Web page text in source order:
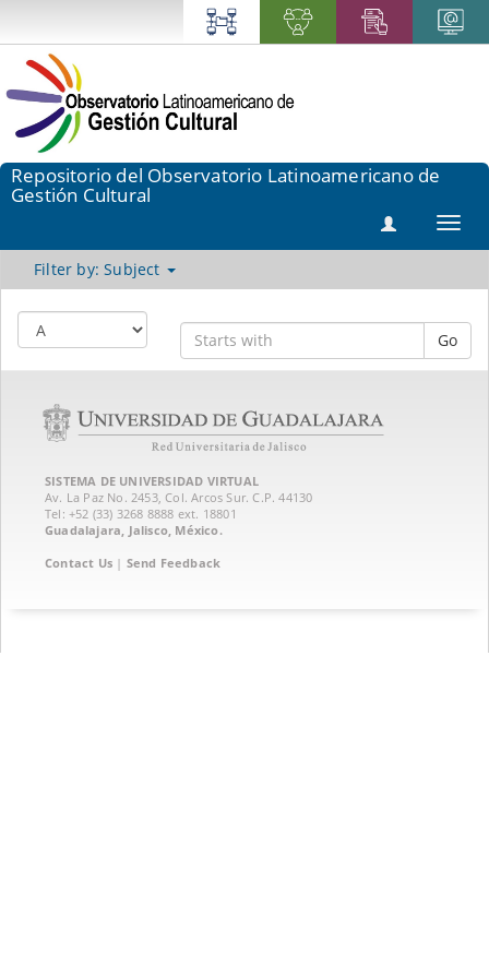
Repositorio del Observatorio Latinoamericano de
Gestión Cultural
Filter by: Subject
Go
SISTEMA DE UNIVERSIDAD VIRTUAL
Av. La Paz No. 2453, Col. Arcos Sur. C.P. 44130
Tel: +52 (33) 3268 8888‏ ext. 18801
Guadalajara, Jalisco, México.
Contact Us | Send Feedback